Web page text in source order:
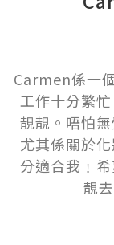
Carmen係一
工作十分繁
靚靚。唔怕
尤其係關於
分適合我﹗
靚